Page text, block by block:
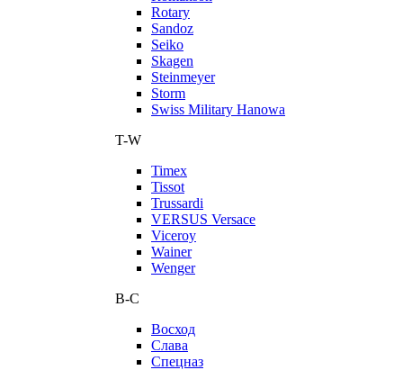
Rotary
Sandoz
Seiko
Skagen
Steinmeyer
Storm
Swiss Military Hanowa
T-W
Timex
Tissot
Trussardi
VERSUS Versace
Viceroy
Wainer
Wenger
В-С
Восход
Слава
Спецназ